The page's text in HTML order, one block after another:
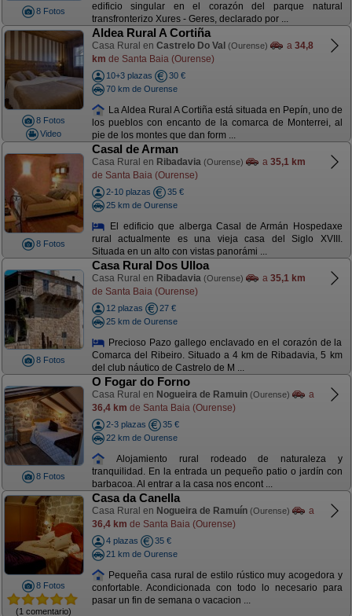
8 Fotos
edificio singular en el corazón del parque natural
transfronterizo Xures - Geres, declarado por ...
8 Fotos
Video
Aldea Rural A Cortiña
Casa Rural en Castrelo Do Val (Ourense) a 34,8
km de Santa Baia (Ourense)
10+3 plazas
30 €
70 km de Ourense
La Aldea Rural A Cortiña está situada en Pepín, uno de
los pueblos con encanto de la comarca de Monterrei, al
pie de los montes que dan form ...
8 Fotos
Casal de Arman
Casa Rural en Ribadavia (Ourense) a 35,1 km
de Santa Baia (Ourense)
2-10 plazas
35 €
25 km de Ourense
El edificio que alberga Casal de Armán Hospedaxe
rural actualmente es una vieja casa del Siglo XVIII.
Situada en un alto con vistas panorámi ...
8 Fotos
Casa Rural Dos Ulloa
Casa Rural en Ribadavia (Ourense) a 35,1 km
de Santa Baia (Ourense)
12 plazas
27 €
25 km de Ourense
Precioso Pazo gallego enclavado en el corazón de la
Comarca del Ribeiro. Situado a 4 km de Ribadavia, 5 km
del club náutico de Castrelo de M ...
8 Fotos
O Fogar do Forno
Casa Rural en Nogueira de Ramuin (Ourense)
a
36,4 km de Santa Baia (Ourense)
2-3 plazas
35 €
22 km de Ourense
Alojamiento rural rodeado de naturaleza y
tranquilidad. En la entrada un pequeño patio o jardín con
barbacoa. Al entrar a la casa nos encont ...
8 Fotos
(1 comentario)
Casa da Canella
Casa Rural en Nogueira de Ramuín (Ourense)
a
36,4 km de Santa Baia (Ourense)
4 plazas
35 €
21 km de Ourense
Pequeña casa rural de estilo rústico muy acogedora y
confortable. Acondicionada con todo lo necesario para
pasar un fin de semana o vacacion ...